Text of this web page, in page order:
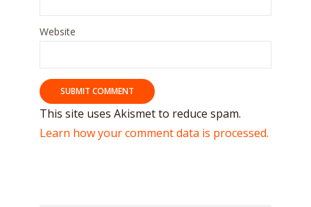
Website
This site uses Akismet to reduce spam.
Learn how your comment data is processed.